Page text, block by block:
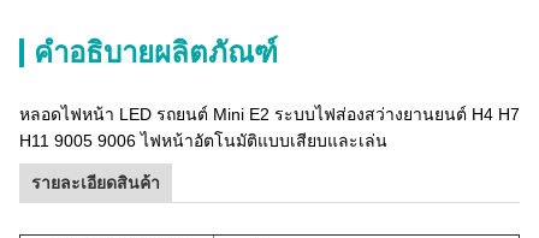
คำอธิบายผลิตภัณฑ์
หลอดไฟหน้า LED รถยนต์ Mini E2 ระบบไฟส่องสว่างยานยนต์ H4 H7
H11 9005 9006 ไฟหน้าอัตโนมัติแบบเสียบและเล่น
รายละเอียดสินค้า